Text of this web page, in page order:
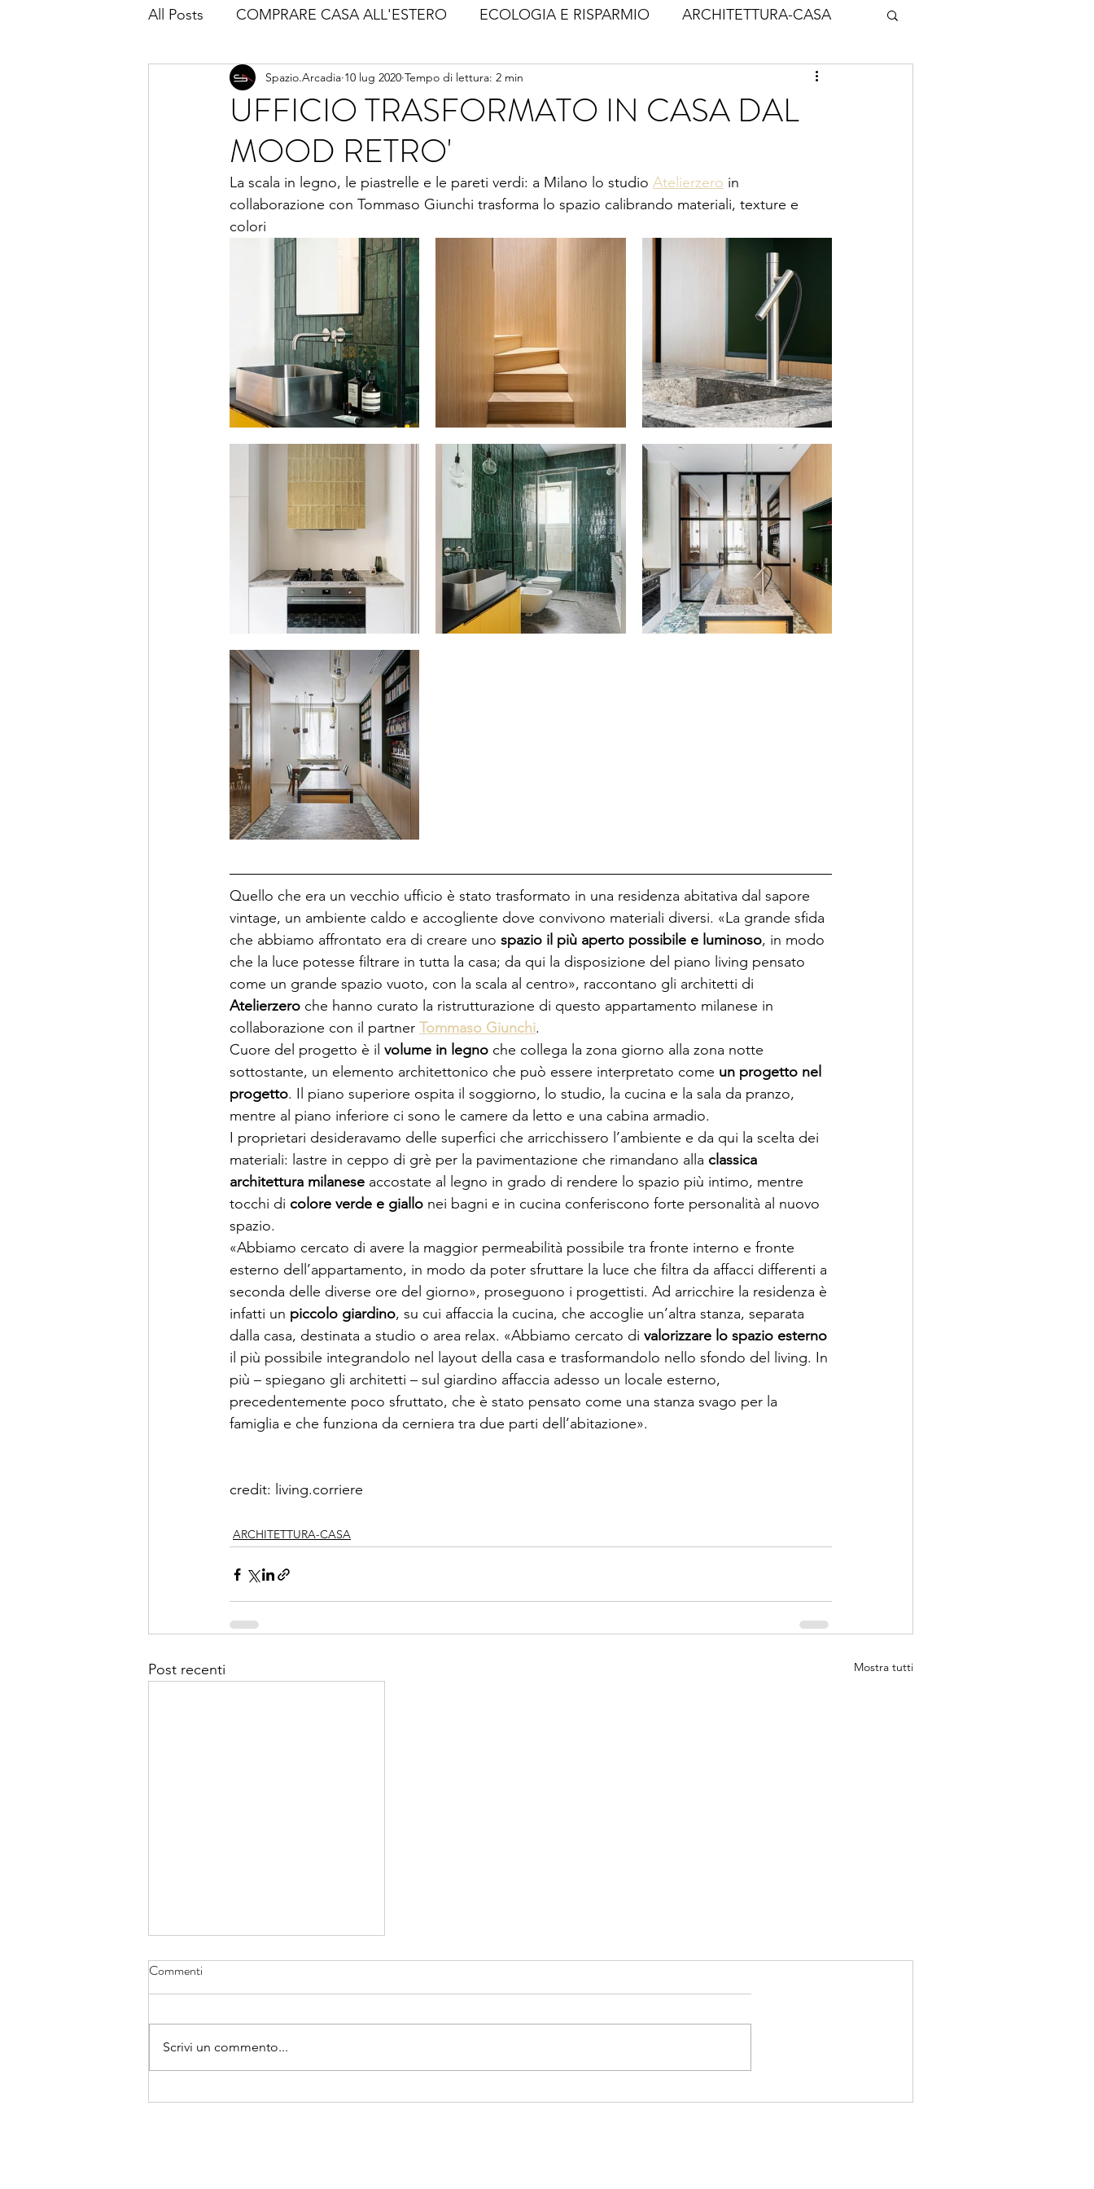
All Posts COMPRARE CASA ALL'ESTERO ECOLOGIA E RISPARMIO ARCHITETTURA-CASA
UFFICIO TRASFORMATO IN CASA DAL
MOOD RETRO'
Spazio.Arcadia 10 lug 2020 Tempo di lettura: 2 min
La scala in legno, le piastrelle e le pareti verdi: a Milano lo studio Atelierzero in
collaborazione con Tommaso Giunchi trasforma lo spazio calibrando materiali, texture e
colori
Quello che era un vecchio ufficio è stato trasformato in una residenza abitativa dal sapore
vintage, un ambiente caldo e accogliente dove convivono materiali diversi. «La grande sfida
che abbiamo affrontato era di creare uno spazio il più aperto possibile e luminoso, in modo
che la luce potesse filtrare in tutta la casa; da qui la disposizione del piano living pensato
come un grande spazio vuoto, con la scala al centro», raccontano gli architetti di
Atelierzero che hanno curato la ristrutturazione di questo appartamento milanese in
collaborazione con il partner Tommaso Giunchi.
Cuore del progetto è il volume in legno che collega la zona giorno alla zona notte
sottostante, un elemento architettonico che può essere interpretato come un progetto nel
progetto. Il piano superiore ospita il soggiorno, lo studio, la cucina e la sala da pranzo,
mentre al piano inferiore ci sono le camere da letto e una cabina armadio.
I proprietari desideravamo delle superfici che arricchissero l’ambiente e da qui la scelta dei
materiali: lastre in ceppo di grè per la pavimentazione che rimandano alla classica
architettura milanese accostate al legno in grado di rendere lo spazio più intimo, mentre
tocchi di colore verde e giallo nei bagni e in cucina conferiscono forte personalità al nuovo
spazio.
«Abbiamo cercato di avere la maggior permeabilità possibile tra fronte interno e fronte
esterno dell’appartamento, in modo da poter sfruttare la luce che filtra da affacci differenti a
seconda delle diverse ore del giorno», proseguono i progettisti. Ad arricchire la residenza è
infatti un piccolo giardino, su cui affaccia la cucina, che accoglie un’altra stanza, separata
dalla casa, destinata a studio o area relax. «Abbiamo cercato di valorizzare lo spazio esterno
il più possibile integrandolo nel layout della casa e trasformandolo nello sfondo del living. In
più – spiegano gli architetti – sul giardino affaccia adesso un locale esterno,
precedentemente poco sfruttato, che è stato pensato come una stanza svago per la
famiglia e che funziona da cerniera tra due parti dell’abitazione».
credit: living.corriere
ARCHITETTURA-CASA
Post recenti Mostra tutti
Bonus prima casa per under 36:
Commenti
Scrivi un commento...